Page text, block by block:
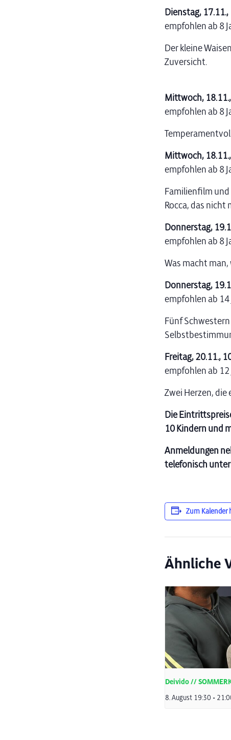
Dienstag, 17.11.,
empfohlen ab 8
Der kleine
Zuversicht.
Mittwoch,
empfohlen ab 8
Mittwoch,
empfohlen ab 8
Familienfilm
Rocca, das nicht
Donnerstag,
empfohlen ab 8
Was macht
Donnerstag,
empfohlen ab 14
Fünf
Freitag, 20.11.,
empfohlen ab
Zwei Herzen,
Die
10 Kindern und
Anmeldungen
telefonisch
Zum Kalender
Ähnliche
Deivido //
8. August 19:30 -